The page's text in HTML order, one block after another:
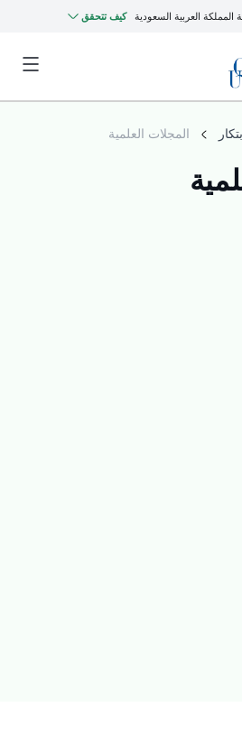
العربية السعودية كيف تتحقق
المجلات العلمية